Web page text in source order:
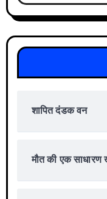
शापित दंडक वन
मौत की एक साधारण